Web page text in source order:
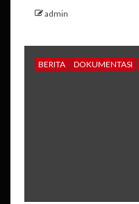
admin
BERITA DOKUMENTASI